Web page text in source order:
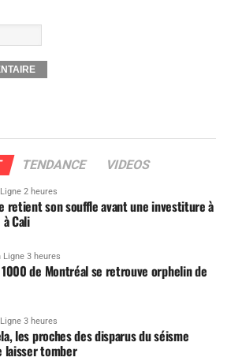
TENDANCE VIDEOS
2 heures
retient son souffle avant une investiture à
Cali
Ligne 3 heures
de Montréal se retrouve orphelin de
3 heures
les proches des disparus du séisme
laisser tomber